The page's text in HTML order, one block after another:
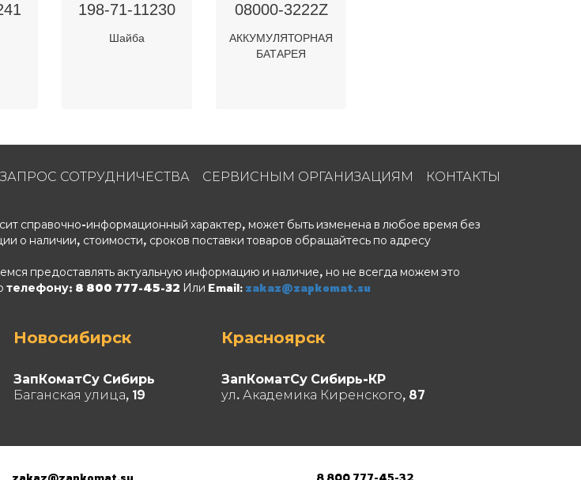
198-71-11230
Шайба
08000-3222Z
АККУМУЛЯТОРНАЯ
БАТАРЕЯ
ЗАПРОС СОТРУДНИЧЕСТВА СЕРВИСНЫМ ОРГАНИЗАЦИЯМ КОНТАКТЫ
справочно-информационный характер, может быть изменена в любое время без
о наличии, стоимости, сроков поставки товаров обращайтесь по адресу
предоставлять актуальную информацию и наличие, но не всегда можем это
телефону: 8 800 777-45-32 Или Email: zakaz@zapkomat.su
Новосибирск
ЗапКоматСу Сибирь
Баганская улица, 19
Красноярск
ЗапКоматСу Сибирь-КР
ул. Академика Киренского, 87
zakaz@zapkomat.su 8 800 777-45-32